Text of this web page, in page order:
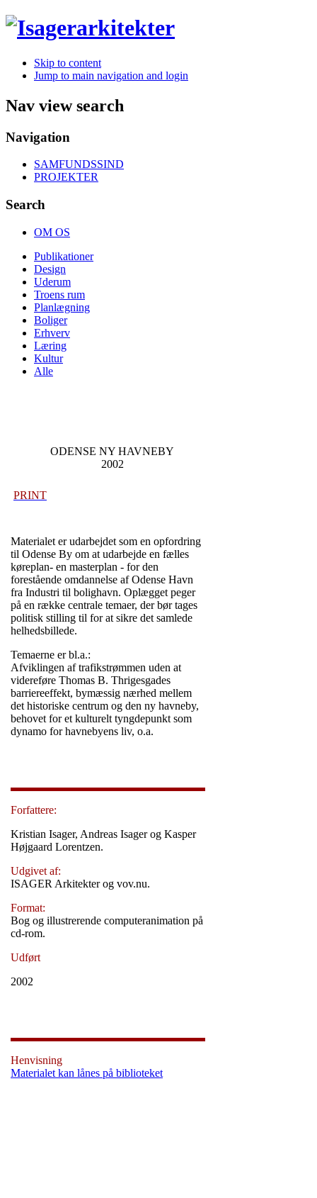
Skip to content
Jump to main navigation and login
Nav view search
Navigation
SAMFUNDSSIND
PROJEKTER
Search
OM OS
Publikationer
Design
Uderum
Troens rum
Planlægning
Boliger
Erhverv
Læring
Kultur
Alle
ODENSE NY HAVNEBY
2002
PRINT
Materialet er udarbejdet som en opfordring
til Odense By om at udarbejde en fælles
køreplan- en masterplan - for den
forestående omdannelse af Odense Havn
fra Industri til bolighavn. Oplægget peger
på en række centrale temaer, der bør tages
politisk stilling til for at sikre det samlede
helhedsbillede.
Temaerne er bl.a.:
Afviklingen af trafikstrømmen uden at
videreføre Thomas B. Thrigesgades
barriereeffekt, bymæssig nærhed mellem
det historiske centrum og den ny havneby,
behovet for et kulturelt tyngdepunkt som
dynamo for havnebyens liv, o.a.
Forfattere:
Kristian Isager, Andreas Isager og Kasper
Højgaard Lorentzen.
Udgivet af:
ISAGER Arkitekter og vov.nu.
Format:
Bog og illustrerende computeranimation på
cd-rom.
Udført
2002
Henvisning
Materialet kan lånes på biblioteket